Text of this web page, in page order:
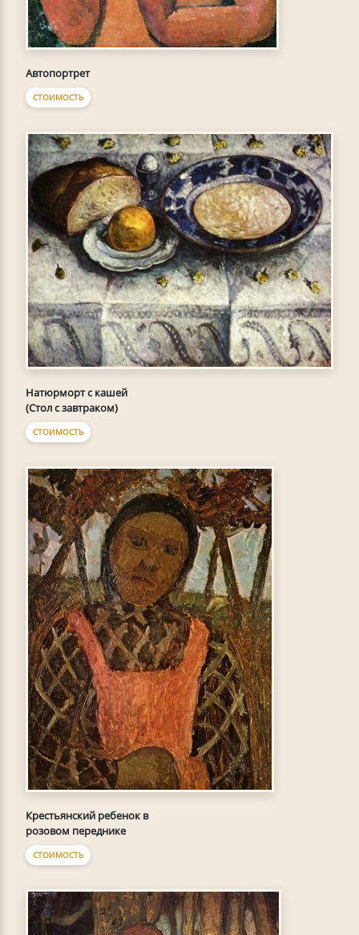
Автопортрет
СТОИМОСТЬ
Натюрморт с кашей
(Стол с завтраком)
СТОИМОСТЬ
Крестьянский ребенок в
розовом переднике
СТОИМОСТЬ